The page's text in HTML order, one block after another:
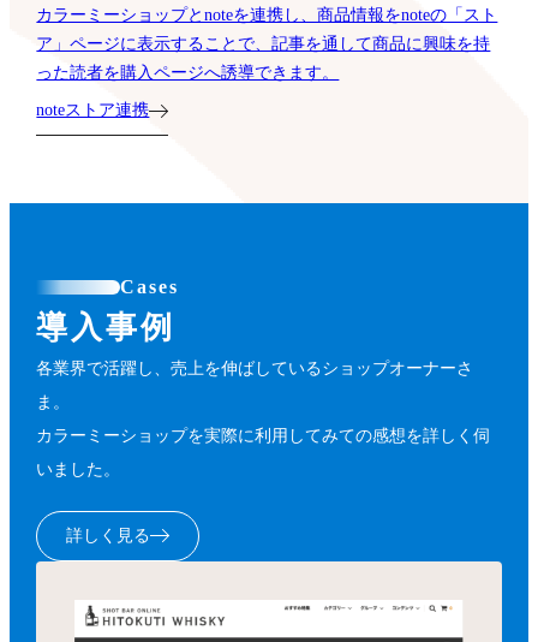
カラーミーショップとnoteを連携し、商品情報をnoteの「スト
ア」ページに表示することで、記事を通して商品に興味を持
った読者を購入ページへ誘導できます。
noteストア連携
Cases
導入事例
各業界で活躍し、売上を伸ばしているショップオーナーさ
ま。
カラーミーショップを実際に利用してみての感想を詳しく伺
いました。
詳しく見る